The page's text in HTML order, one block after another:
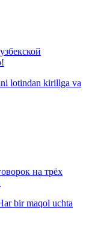
lotindan kirillga va
на трёх
bir maqol uchta